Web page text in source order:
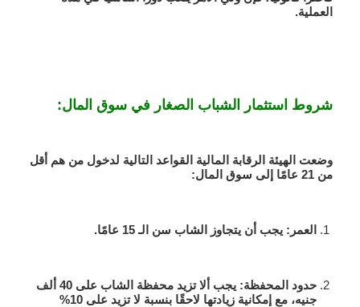
العملية.
شروط استثمار الشباب الصغار في سوق المال:
وضعت الهيئة الرقابة المالية القواعد التالية لدخول من هم أقل
من 21 عامًا إلى سوق المال:
العمر : يجب أن يتجاوز الشاب سن الـ 15 عامًا.
حدود المحفظة
: يجب ألا تزيد محفظة الشاب على 40 ألف
جنيه، مع إمكانية زيادتها لاحقًا بنسبة لا تزيد على 10%